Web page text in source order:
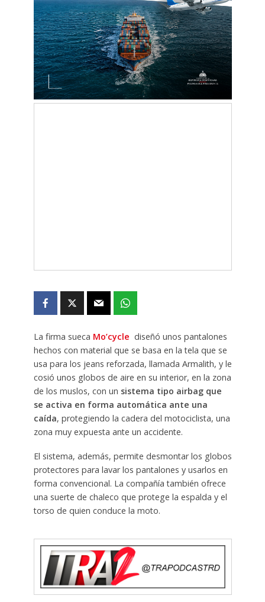
La firma sueca Mo’cycle diseñó unos pantalones
hechos con material que se basa en la tela que se
usa para los jeans reforzada, llamada Armalith, y le
cosió unos globos de aire en su interior, en la zona
de los muslos, con un sistema tipo airbag que
se activa en forma automática ante una
caída, protegiendo la cadera del motociclista, una
zona muy expuesta ante un accidente.
El sistema, además, permite desmontar los globos
protectores para lavar los pantalones y usarlos en
forma convencional. La compañía también ofrece
una suerte de chaleco que protege la espalda y el
torso de quien conduce la moto.